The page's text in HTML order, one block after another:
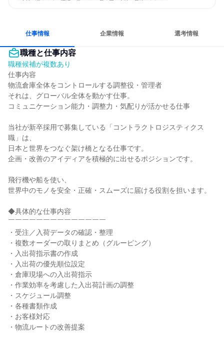
女性が働きやすい環境で働ける 長く同じ会社に居続けられる
仕事情報 企業情報 選考情報
職種と仕事内容
職種候補が複数あり
仕事内容
物流倉庫全体をコントロールする調整役・管理者
それは、グローバル全体を動かす仕事。
コミュニケーション能力・調整力・気配りが活かせる仕事
当社が新卒採用で募集している「コントラクトロジスティクス
職」は、
日本と世界をつなぐ架け橋となる仕事です。
企画・改善のアイディアを積極的に出せるポジションです。
飛行機や船を使い、
世界中のモノを安全・正確・スムーズに届ける役割を担います。
◆具体的な仕事内容
￣￣￣￣￣￣￣￣￣￣￣￣￣￣
・受注／入荷データの確認・整理
・複数オーダーの取りまとめ（グルーピング）
・入出荷指示書の作成
・入出荷の優先順位設定
・倉庫現場への入出荷指示
・作業効率を考慮した入出荷計画の調整
・スケジュール調整
・各種書類作成
・お客様対応
・物流ルートの改善提案